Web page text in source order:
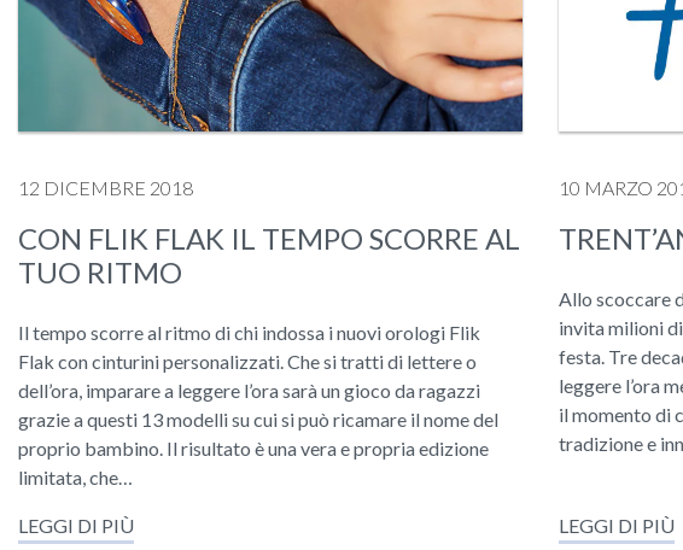
12 DICEMBRE 2018
CON FLIK FLAK IL TEMPO SCORRE AL
TUO RITMO
Il tempo scorre al ritmo di chi indossa i nuovi orologi Flik
Flak con cinturini personalizzati. Che si tratti di lettere o
dell’ora, imparare a leggere l’ora sarà un gioco da ragazzi
grazie a questi 13 modelli su cui si può ricamare il nome del
proprio bambino. Il risultato è una vera e propria edizione
limitata, che…
LEGGI DI PIÙ
10 MARZO
Allo scoccare
invita milioni
festa. Tre
leggere l’ora
il momento di
tradizione e
LEGGI DI PIÙ